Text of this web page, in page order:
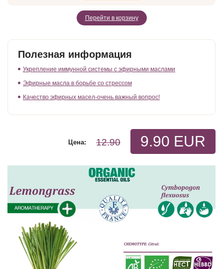
Перейти в корзину
Полезная информация
Укрепление иммунной системы с эфирными маслами
Эфирные масла в борьбе со стрессом
Качество эфирных масел-очень важный вопрос!
9.90 EUR
12.90
Цена: